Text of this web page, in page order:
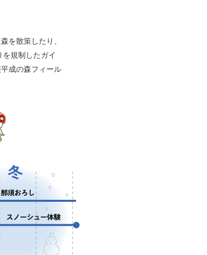
を散策したり、
規制したガイ
成の森フィール